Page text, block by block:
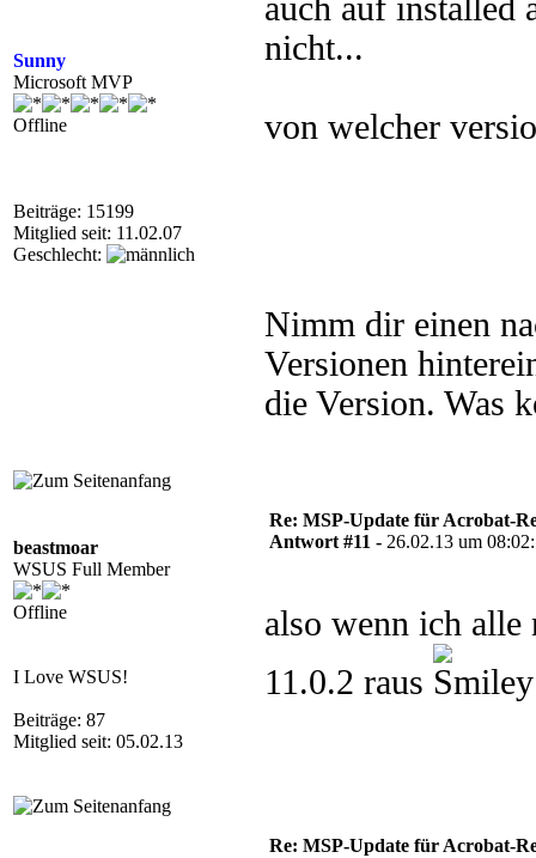
Sunny
Microsoft MVP
Offline
Beiträge: 15199
Mitglied seit: 11.02.07
Geschlecht:
auch auf installed
nicht...
von welcher
Nimm dir einen
Versionen
die Version. Was
beastmoar
WSUS Full Member
Offline
I Love WSUS!
Beiträge: 87
Mitglied seit: 05.02.13
Re: MSP-Update für Acrobat-
Antwort #11 - 26.02.13 um
also wenn ich alle
11.0.2 raus
Re: MSP-Update für Acrobat-